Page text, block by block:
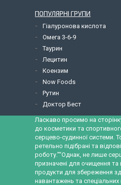
ПОПУЛЯРНІ ГРУПИ
Гіалуронова кислота
Омега 3-6-9
Таурин
Лецитин
Коензим
Now Foods
Рутин
Доктор Бест
Ласкаво просимо на
до косметики та
серцево-судинної системи.
ретельно підібрані та
роботу.""Однак, не лише
призначені для очищення
продукти для збереження
навантажень та